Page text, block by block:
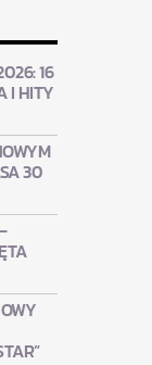
16
I HITY
30